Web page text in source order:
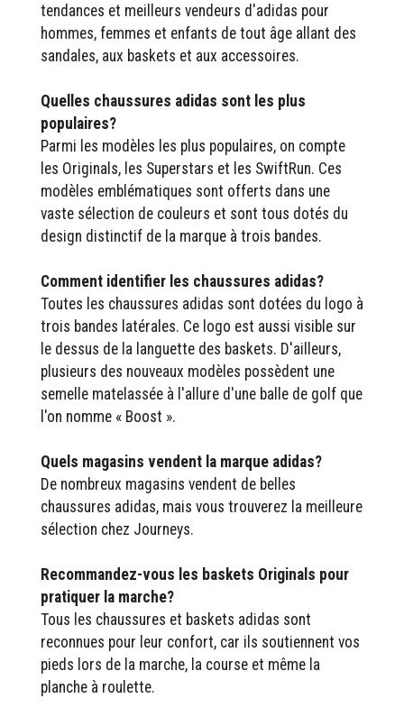
tendances et meilleurs vendeurs d'adidas pour
hommes, femmes et enfants de tout âge allant des
sandales, aux baskets et aux accessoires.
Quelles chaussures adidas sont les plus
populaires?
Parmi les modèles les plus populaires, on compte
les Originals, les Superstars et les SwiftRun. Ces
modèles emblématiques sont offerts dans une
vaste sélection de couleurs et sont tous dotés du
design distinctif de la marque à trois bandes.
Comment identifier les chaussures adidas?
Toutes les chaussures adidas sont dotées du logo à
trois bandes latérales. Ce logo est aussi visible sur
le dessus de la languette des baskets. D'ailleurs,
plusieurs des nouveaux modèles possèdent une
semelle matelassée à l'allure d'une balle de golf que
l'on nomme « Boost ».
Quels magasins vendent la marque adidas?
De nombreux magasins vendent de belles
chaussures adidas, mais vous trouverez la meilleure
sélection chez Journeys.
Recommandez-vous les baskets Originals pour
pratiquer la marche?
Tous les chaussures et baskets adidas sont
reconnues pour leur confort, car ils soutiennent vos
pieds lors de la marche, la course et même la
planche à roulette.